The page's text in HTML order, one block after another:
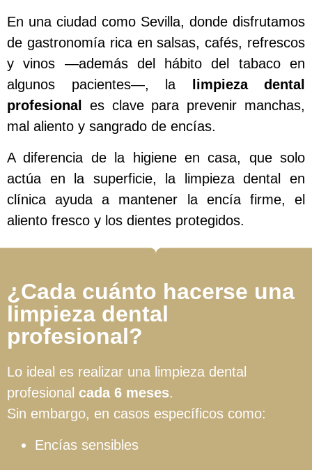
En una ciudad como Sevilla, donde disfrutamos
de gastronomía rica en salsas, cafés, refrescos
y vinos —además del hábito del tabaco en
algunos pacientes—, la
limpieza dental
profesional
es clave para prevenir manchas,
mal aliento y sangrado de encías.
A diferencia de la higiene en casa, que solo
actúa en la superficie, la limpieza dental en
clínica ayuda a mantener la encía firme, el
aliento fresco y los dientes protegidos.
¿Cada cuánto hacerse una
limpieza dental
profesional?
Lo ideal es realizar una limpieza dental
profesional cada 6 meses.
Sin embargo, en casos específicos como:
Encías sensibles